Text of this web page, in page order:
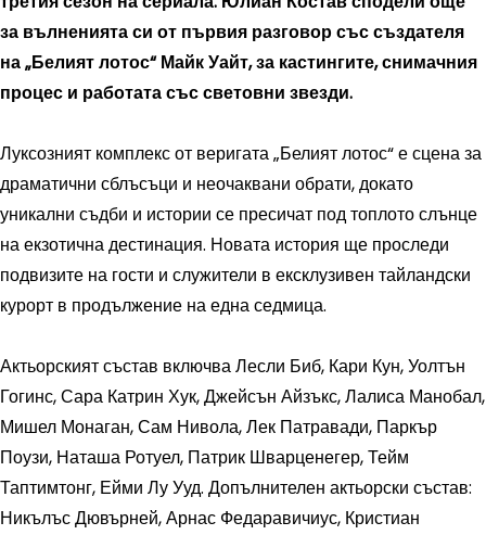
за вълненията си от първия разговор със създателя
на „Белият лотос“ Майк Уайт, за кастингите, снимачния
процес и работата със световни звезди.
Луксозният комплекс от веригата „Белият лотос“ е сцена за
драматични сблъсъци и неочаквани обрати, докато
уникални съдби и истории се пресичат под топлото слънце
на екзотична дестинация. Новата история ще проследи
подвизите на гости и служители в ексклузивен тайландски
курорт в продължение на една седмица.
Актьорският състав включва Лесли Биб, Кари Кун, Уолтън
Гогинс, Сара Катрин Хук, Джейсън Айзъкс, Лалиса Манобал,
Мишел Монаган, Сам Нивола, Лек Патравади, Паркър
Поузи, Наташа Ротуел, Патрик Шварценегер, Тейм
Таптимтонг, Ейми Лу Ууд. Допълнителен актьорски състав:
Никълъс Дювърней, Арнас Федаравичиус, Кристиан